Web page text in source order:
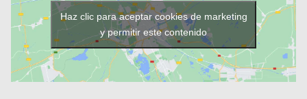
Haz clic para aceptar cookies de marketing
y permitir este contenido